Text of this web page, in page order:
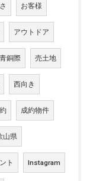
お客様
アウトドア
青銅際 売土地
西向き
成約物件
山県
ト Instagram